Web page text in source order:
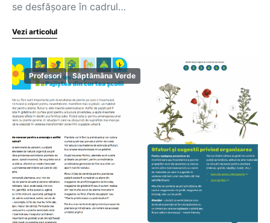
se desfășoare în cadrul…
Vezi articolul
Profesori Săptămâna Verde